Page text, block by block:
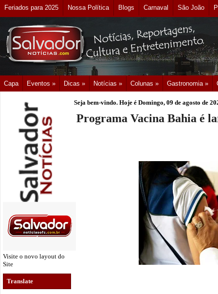
Feriados para 2025 Nossa Política Blogs Carnaval São João
Capa Eventos » Dicas » Notícias » Colunas » Gastronomia »
Visite o novo layout do
Site
Translate
Seja bem-vindo. Hoje é Domingo, 09 de agosto de
Programa Vacina Bahia é